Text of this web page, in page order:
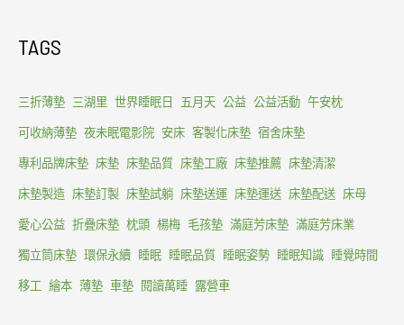
TAGS
三折薄墊 三湖里 世界睡眠日 五月天 公益 公益活動 午安枕
可收納薄墊 夜未眠電影院 安床 客製化床墊 宿舍床墊
專利品牌床墊 床墊 床墊品質 床墊工廠 床墊推薦 床墊清潔
床墊製造 床墊訂製 床墊試躺 床墊送運 床墊運送 床墊配送 床母
愛心公益 折疊床墊 枕頭 楊梅 毛孩墊 滿庭芳床墊 滿庭芳床業
獨立筒床墊 環保永續 睡眠 睡眠品質 睡眠姿勢 睡眠知識 睡覺時間
移工 繪本 薄墊 車墊 閱讀萬睡 露營車